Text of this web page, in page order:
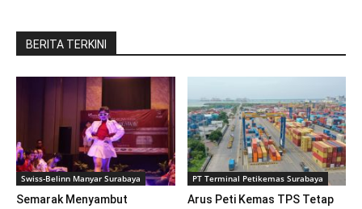
BERITA TERKINI
Swiss-Belinn Manyar Surabaya
Semarak Menyambut
PT Terminal Petikemas Surabaya
Arus Peti Kemas TPS Tetap